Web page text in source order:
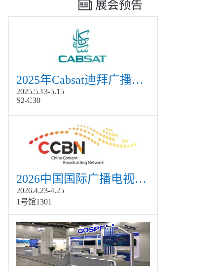
展会预告
2025年Cabsat迪拜广播电视展
2025.5.13-5.15
S2-C30
2026中国国际广播电视信息网络展览会展
2026.4.23-4.25
1号馆1301